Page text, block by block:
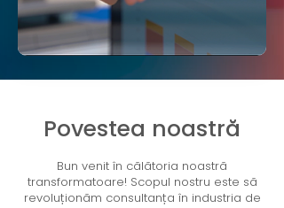
Povestea noastră
Bun venit în călătoria noastră
transformatoare! Scopul nostru este să
revoluționăm consultanța în industria de